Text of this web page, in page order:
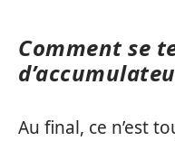
Comment se
Au final, ce n’est